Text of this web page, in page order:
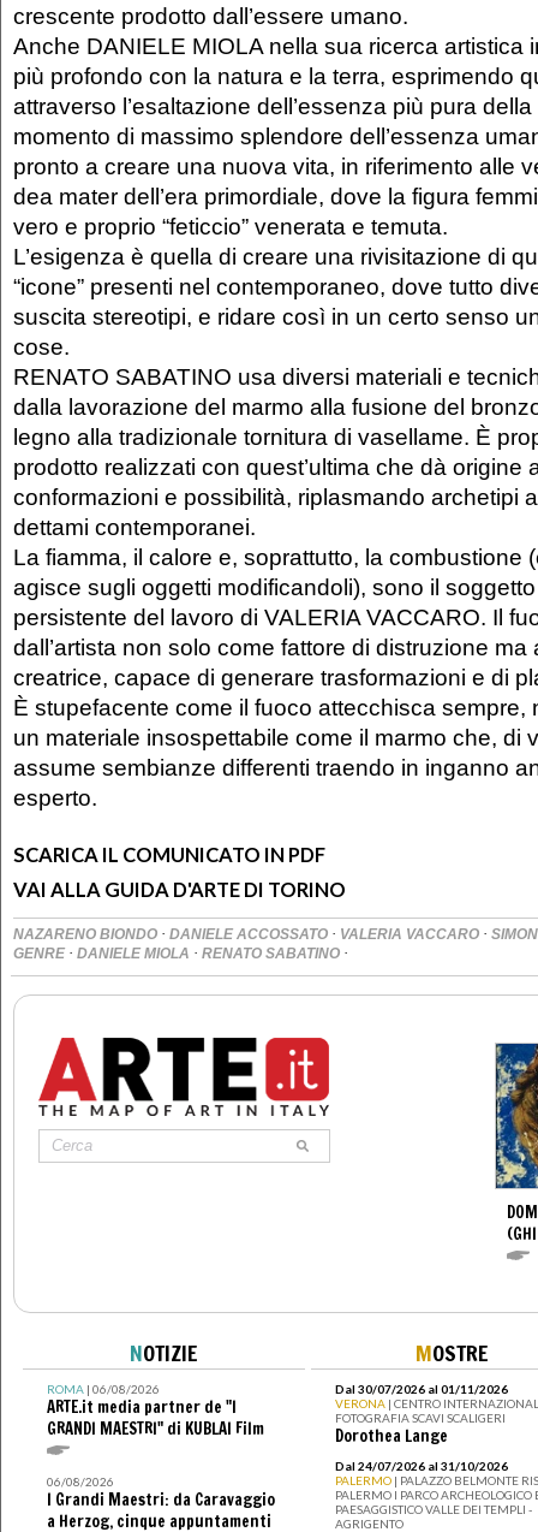
crescente prodotto dall’essere umano.
Anche DANIELE MIOLA nella sua ricerca artistica
più profondo con la natura e la terra, esprimendo
attraverso l’esaltazione dell’essenza più pura
momento di massimo splendore dell’essenza
pronto a creare una nuova vita, in riferimento alle
dea mater dell’era primordiale, dove la figura
vero e proprio “feticcio” venerata e temuta.
L’esigenza è quella di creare una rivisitazione di
“icone” presenti nel contemporaneo, dove tutto
suscita stereotipi, e ridare così in un certo senso
cose.
RENATO SABATINO usa diversi materiali e
dalla lavorazione del marmo alla fusione del
legno alla tradizionale tornitura di vasellame. È
prodotto realizzati con quest’ultima che dà origine
conformazioni e possibilità, riplasmando archetipi
dettami contemporanei.
La fiamma, il calore e, soprattutto, la combustione
agisce sugli oggetti modificandoli), sono il
persistente del lavoro di VALERIA VACCARO. Il
dall’artista non solo come fattore di distruzione
creatrice, capace di generare trasformazioni e di
È stupefacente come il fuoco attecchisca sempre,
un materiale insospettabile come il marmo che, di
assume sembianze differenti traendo in inganno
esperto.
SCARICA IL COMUNICATO IN PDF
VAI ALLA GUIDA D'ARTE DI TORINO
NAZARENO BIONDO · DANIELE ACCOSSATO · VALERIA VACCARO ·
GENRE · DANIELE MIOLA · RENATO SABATINO ·
NOTIZIE
ROMA| 06/08/2026
ARTE.it media partner de "I
GRANDI MAESTRI" di KUBLAI Film
06/08/2026
I Grandi Maestri: da Caravaggio
a Herzog, cinque appuntamenti
MOSTRE
Dal 30/07/2026 al 01/11/2026
VERONA | CENTRO
FOTOGRAFIA SCAVI SCALIGERI
Dorothea Lange
Dal 24/07/2026 al 31/10/2026
PALERMO | PALAZZO BELMONTE
PALERMO I PARCO ARCHEOLOGICO
PAESAGGISTICO VALLE DEI TEMPLI -
AGRIGENTO